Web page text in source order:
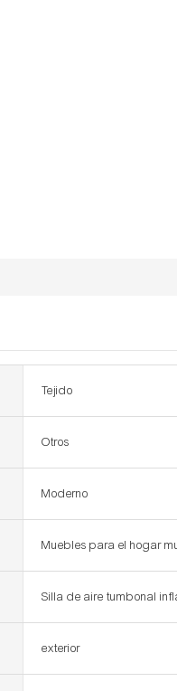
Tejido
Otros
Moderno
Muebles para el hogar
Silla de aire tumbonal
exterior